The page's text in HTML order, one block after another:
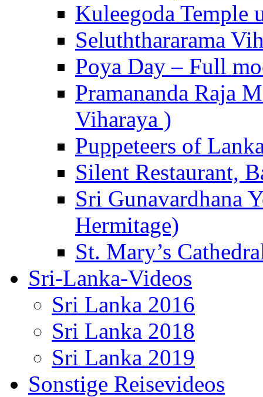
Kuleegoda Temple
Seluththararama
Poya Day – Full
Pramananda Raja
Viharaya )
Puppeteers of
Silent Restaurant,
Sri Gunavardhana
Hermitage)
St. Mary’s
Sri-Lanka-Videos
Sri Lanka 2016
Sri Lanka 2018
Sri Lanka 2019
Sonstige Reisevideos